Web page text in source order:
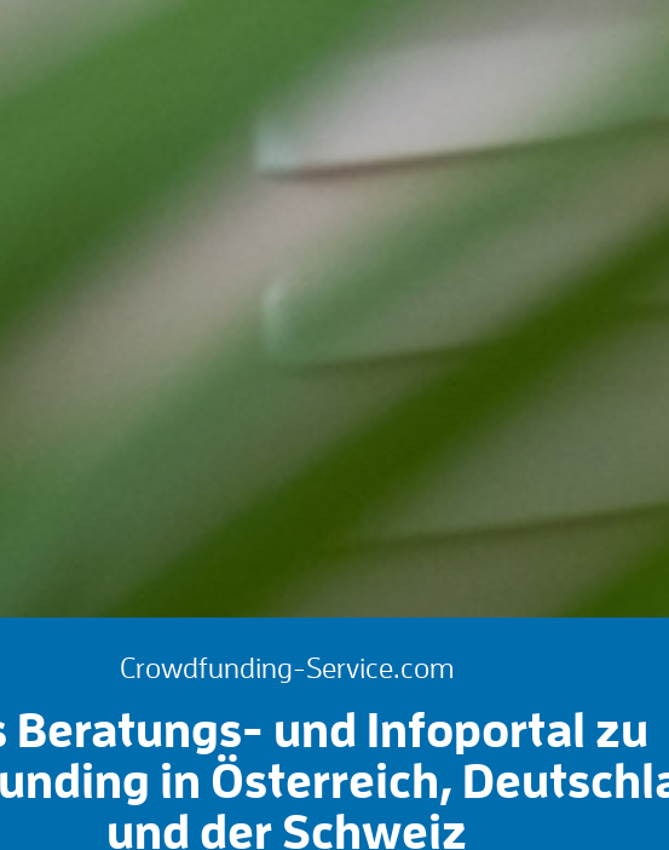
Crowdfunding-Service.com
Beratungs- und Infoportal zu
in Österreich,
und der Schweiz